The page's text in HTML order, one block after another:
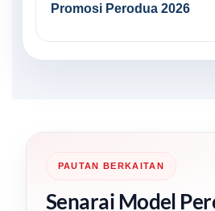
Promosi Perodua 2026
PAUTAN BERKAITAN
Senarai Model